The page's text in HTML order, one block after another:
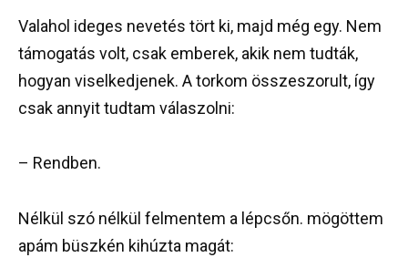
Valahol ideges nevetés tört ki, majd még egy. Nem
támogatás volt, csak emberek, akik nem tudták,
hogyan viselkedjenek. A torkom összeszorult, így
csak annyit tudtam válaszolni:
– Rendben.
Nélkül szó nélkül felmentem a lépcsőn. mögöttem
apám büszkén kihúzta magát: